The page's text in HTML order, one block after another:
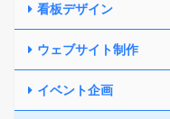
看板デザイン
ウェブサイト制作
イベント企画